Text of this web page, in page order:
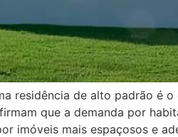
residência de alto padrão é
que a demanda por
imóveis mais espaçosos e